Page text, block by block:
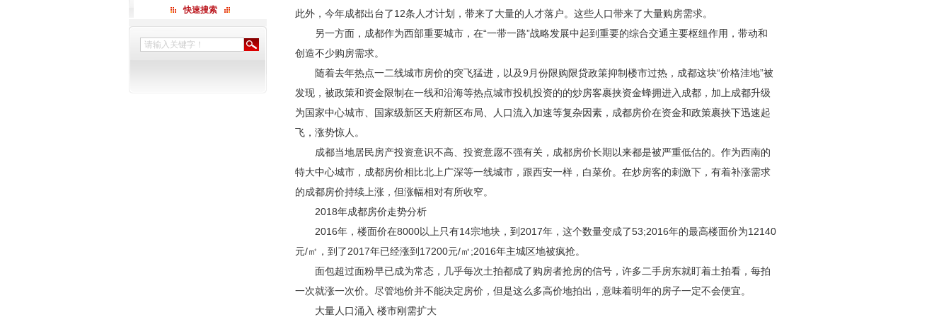
快速搜索
此外，今年成都出台了12条人才计划，带来了大量的人才落户。这些人口带来了大量购房需求。
另一方面，成都作为西部重要城市，在“一带一路”战略发展中起到重要的综合交通主要枢纽作用，带动和
创造不少购房需求。
随着去年热点一二线城市房价的突飞猛进，以及9月份限购限贷政策抑制楼市过热，成都这块“价格洼地”被
发现，被政策和资金限制在一线和沿海等热点城市投机投资的的炒房客裹挟资金蜂拥进入成都，加上成都升级
为国家中心城市、国家级新区天府新区布局、人口流入加速等复杂因素，成都房价在资金和政策裹挟下迅速起
飞，涨势惊人。
成都当地居民房产投资意识不高、投资意愿不强有关，成都房价长期以来都是被严重低估的。作为西南的
特大中心城市，成都房价相比北上广深等一线城市，跟西安一样，白菜价。在炒房客的刺激下，有着补涨需求
的成都房价持续上涨，但涨幅相对有所收窄。
2018年成都房价走势分析
2016年，楼面价在8000以上只有14宗地块，到2017年，这个数量变成了53;2016年的最高楼面价为12140
元/㎡，到了2017年已经涨到17200元/㎡;2016年主城区地被疯抢。
面包超过面粉早已成为常态，几乎每次土拍都成了购房者抢房的信号，许多二手房东就盯着土拍看，每拍
一次就涨一次价。尽管地价并不能决定房价，但是这么多高价地拍出，意味着明年的房子一定不会便宜。
大量人口涌入 楼市刚需扩大